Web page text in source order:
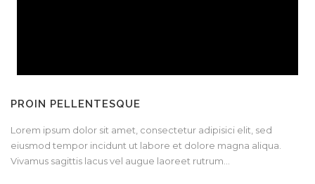
PROIN PELLENTESQUE
Lorem ipsum dolor sit amet, consectetur adipisici elit, sed
eiusmod tempor incidunt ut labore et dolore magna aliqua.
Vivamus sagittis lacus vel augue laoreet rutrum...